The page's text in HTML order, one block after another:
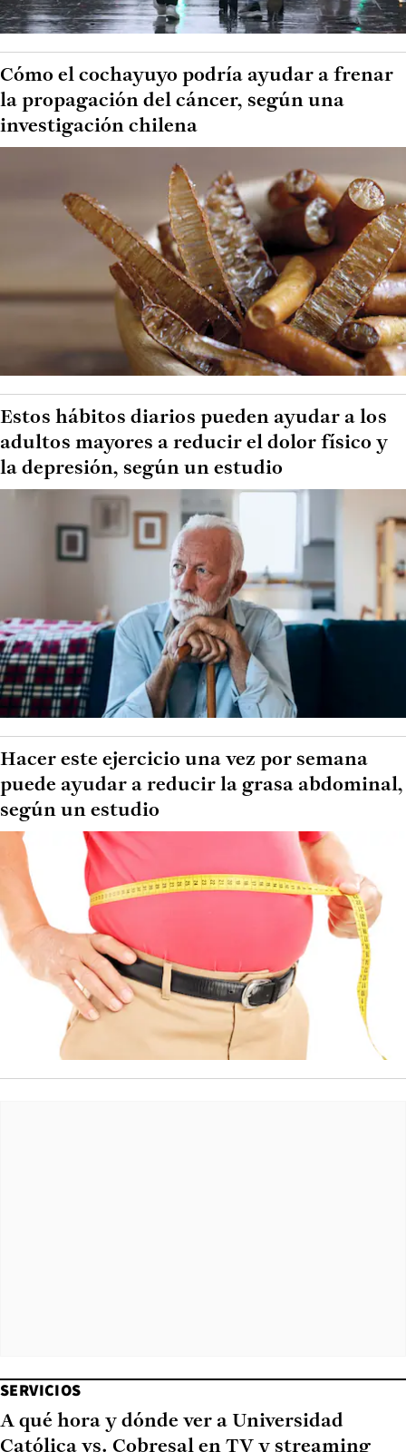
Cómo el cochayuyo podría ayudar a frenar
la propagación del cáncer, según una
investigación chilena
Estos hábitos diarios pueden ayudar a los
adultos mayores a reducir el dolor físico y
la depresión, según un estudio
Hacer este ejercicio una vez por semana
puede ayudar a reducir la grasa abdominal,
según un estudio
SERVICIOS
A qué hora y dónde ver a Universidad
Católica vs. Cobresal en TV y streaming